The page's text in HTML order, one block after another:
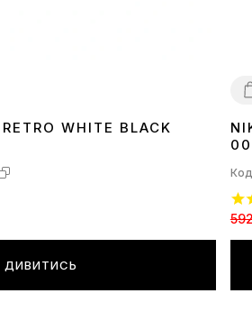
4445
WHITE BLACK
ДИВИТИСЬ